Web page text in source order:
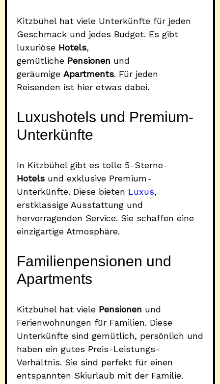
Kitzbühel hat viele Unterkünfte für jeden
Geschmack und jedes Budget. Es gibt
luxuriöse Hotels,
gemütliche Pensionen und
geräumige Apartments. Für jeden
Reisenden ist hier etwas dabei.
Luxushotels und Premium-
Unterkünfte
In Kitzbühel gibt es tolle 5-Sterne-
Hotels und exklusive Premium-
Unterkünfte. Diese bieten Luxus,
erstklassige Ausstattung und
hervorragenden Service. Sie schaffen eine
einzigartige Atmosphäre.
Familienpensionen und
Apartments
Kitzbühel hat viele Pensionen und
Ferienwohnungen für Familien. Diese
Unterkünfte sind gemütlich, persönlich und
haben ein gutes Preis-Leistungs-
Verhältnis. Sie sind perfekt für einen
entspannten Skiurlaub mit der Familie.